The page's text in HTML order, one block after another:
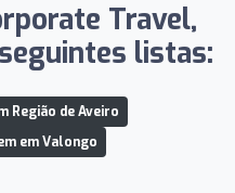
Travel,
listas:
Região de Aveiro
em Valongo